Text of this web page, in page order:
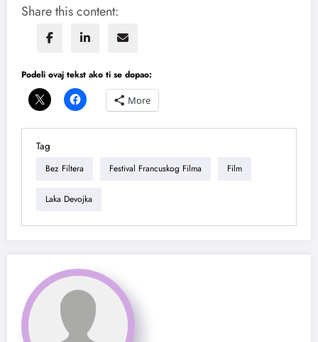
Share this content:
Podeli ovaj tekst ako ti se dopao:
More
Tag
Bez Filtera Festival Francuskog Filma Film
Laka Devojka